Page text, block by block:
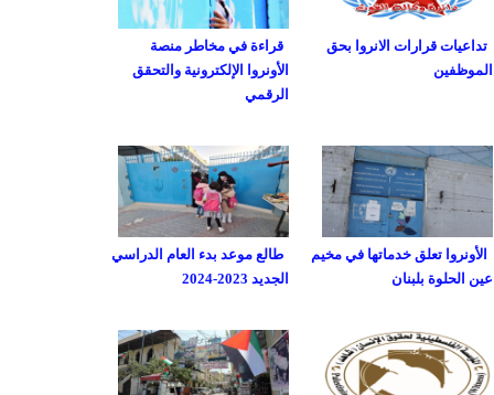
قراءة في مخاطر منصة
الأونروا الإلكترونية والتحقق
الرقمي
تداعيات قرارات الانروا بحق
الموظفين
طالع موعد بدء العام الدراسي
الجديد 2023-2024
الأونروا تعلق خدماتها في مخيم
عين الحلوة بلبنان